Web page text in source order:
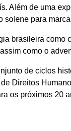
Além de uma
para
brasileira
como o
de ciclos
Direitos
os próximos 20